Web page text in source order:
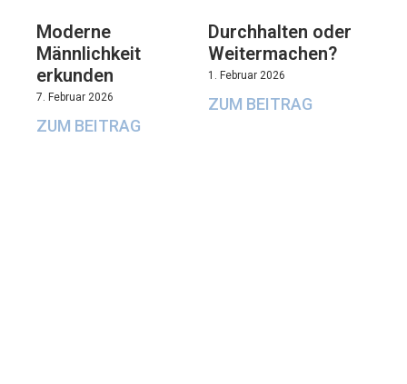
Moderne
Männlichkeit
erkunden
7. Februar 2026
ZUM BEITRAG
Durchhalten oder
Weitermachen?
1. Februar 2026
ZUM BEITRAG